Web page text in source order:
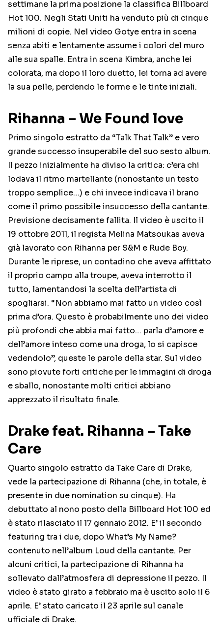
settimane la prima posizione la classifica Billboard
Hot 100. Negli Stati Uniti ha venduto più di cinque
milioni di copie. Nel video Gotye entra in scena
senza abiti e lentamente assume i colori del muro
alle sua spalle. Entra in scena Kimbra, anche lei
colorata, ma dopo il loro duetto, lei torna ad avere
la sua pelle, perdendo le forme e le tinte iniziali.
Rihanna – We Found love
Primo singolo estratto da “Talk That Talk” e vero
grande successo insuperabile del suo sesto album.
Il pezzo inizialmente ha diviso la critica: c’era chi
lodava il ritmo martellante (nonostante un testo
troppo semplice…) e chi invece indicava il brano
come il primo possibile insuccesso della cantante.
Previsione decisamente fallita. Il video è uscito il
19 ottobre 2011, il regista Melina Matsoukas aveva
già lavorato con Rihanna per S&M e Rude Boy.
Durante le riprese, un contadino che aveva affittato
il proprio campo alla troupe, aveva interrotto il
tutto, lamentandosi la scelta dell’artista di
spogliarsi. “Non abbiamo mai fatto un video così
prima d’ora. Questo è probabilmente uno dei video
più profondi che abbia mai fatto… parla d’amore e
dell’amore inteso come una droga, lo si capisce
vedendolo”, queste le parole della star. Sul video
sono piovute forti critiche per le immagini di droga
e sballo, nonostante molti critici abbiano
apprezzato il risultato finale.
Drake feat. Rihanna – Take
Care
Quarto singolo estratto da Take Care di Drake,
vede la partecipazione di Rihanna (che, in totale, è
presente in due nomination su cinque). Ha
debuttato al nono posto della Billboard Hot 100 ed
è stato rilasciato il 17 gennaio 2012. E’ il secondo
featuring tra i due, dopo What’s My Name?
contenuto nell’album Loud della cantante. Per
alcuni critici, la partecipazione di Rihanna ha
sollevato dall’atmosfera di depressione il pezzo. Il
video è stato girato a febbraio ma è uscito solo il 6
aprile. E’ stato caricato il 23 aprile sul canale
ufficiale di Drake.